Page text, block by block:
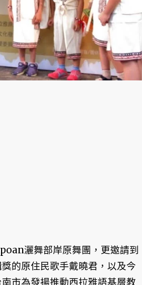
灑舞部岸原舞團，更邀請到
的原住民歌手戴曉君，以及今
市為發揚推動西拉雅語基層教